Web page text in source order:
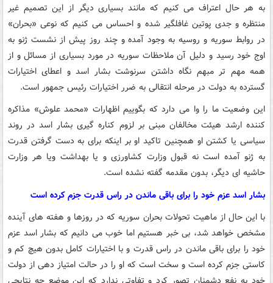
به هر حال اعتراف می کنیم که مانند بسیاری دیگر از این تصمیم غیر
منتظره و جدی پوتین غافلگیر شده و احساس می کنیم که نوعی «بحران»
در روابط سوریه و روسیه به وجود آمده و چند روز پیش از نشست ژنو به
اوج خود رسید و دلیل آن ملاحظات سوریه در مورد بسیاری از مسائل و از
همه مهم تر مبهم نگاه داشتن سرنوشت بشار اسد و اعطای اختیارات
گسترده به دولت در مرحله انتقالی به ضرر اختیارات رئیس جمهور است.
این وضعیت ما را وا می دارد که بگوییم اظهارات «محمد علوش» مذاکره
کننده ارشد هیئت مخالفان مبنی بر لزوم کناره گیری بشار اسد در روند
سیاسی یا کشتن او همچنین تاکید او بر اینکه برای به دست گرفتن قدرت
به ژنو آمده است نه قبول وزارت کشاورزی و یا بهداشت ویا هر وزارت
حاشیه ای دیگر، بدون مقدمه گفته نشده است.
بشار اسد عزم خود را برای باقی ماندن در راس قدرت جزم کرده است
با این حال از ماهیت تحولات بحران سوریه که در روزها و هفته های آینده
مشخص خواهد شد، بی خبر هستیم اما خوب می دانیم که بشار اسد عزم
خود را برای باقی ماندن در راس قدرت و با اختیارات کامل بدون هیچ کم و
کاستی جزم کرده است و سخت است که او را در حالت امتیاز دهی از دولت